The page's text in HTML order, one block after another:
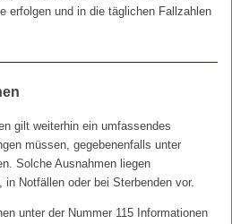
erfolgen und in die täglichen Fallzahlen
gilt weiterhin ein umfassendes
müssen, gegebenenfalls unter
Solche Ausnahmen liegen
in Notfällen oder bei Sterbenden vor.
unter der Nummer 115 Informationen